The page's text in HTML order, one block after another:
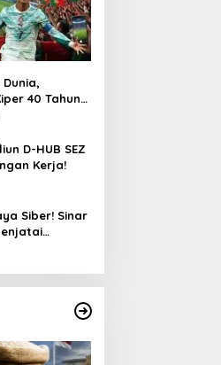
Dunia,
40 Tahun
D-HUB SEZ
Kerja!
Siber! Sinar